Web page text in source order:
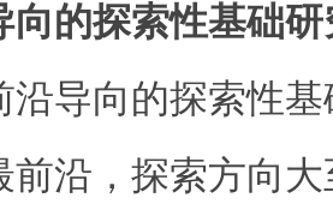
向的探索性基础
沿导向的探索性
前沿，探索方向